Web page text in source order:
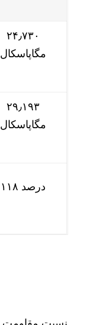
۲۴٫۷۳۰
مگاپاسکال
۲۹٫۱۹۳
مگاپاسکال
۱۱۸ درصد